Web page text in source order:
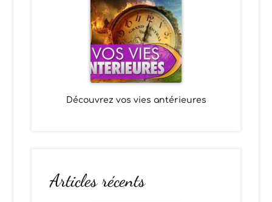
Découvrez vos vies antérieures
Articles récents